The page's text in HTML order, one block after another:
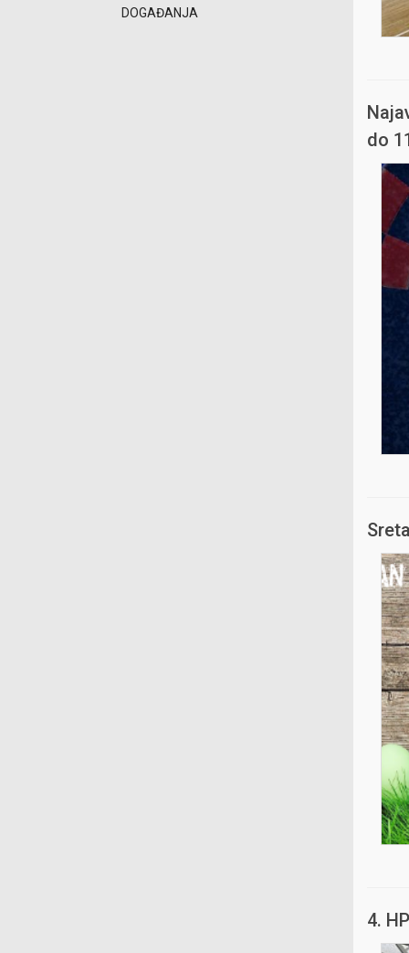
DOGAĐANJA
do
4.